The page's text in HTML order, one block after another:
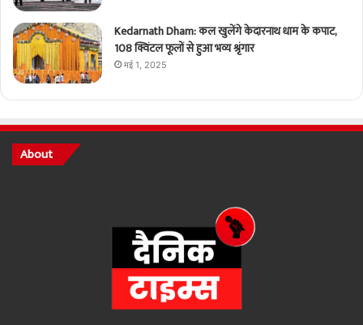
Kedarnath Dham: कल खुलेंगे केदारनाथ धाम के कपाट,
108 क्विंटल फूलों से हुआ भव्य श्रृंगार
मई 1, 2025
About